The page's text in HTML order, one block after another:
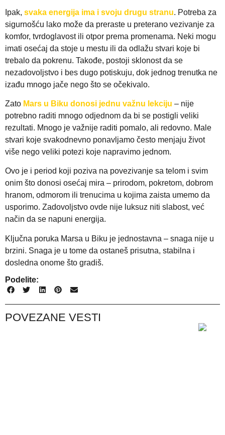
Ipak, svaka energija ima i svoju drugu stranu. Potreba za
sigurnošću lako može da preraste u preterano vezivanje za
komfor, tvrdoglavost ili otpor prema promenama. Neki mogu
imati osećaj da stoje u mestu ili da odlažu stvari koje bi
trebalo da pokrenu. Takođe, postoji sklonost da se
nezadovoljstvo i bes dugo potiskuju, dok jednog trenutka ne
izađu mnogo jače nego što se očekivalo.
Zato Mars u Biku donosi jednu važnu lekciju – nije
potrebno raditi mnogo odjednom da bi se postigli veliki
rezultati. Mnogo je važnije raditi pomalo, ali redovno. Male
stvari koje svakodnevno ponavljamo često menjaju život
više nego veliki potezi koje napravimo jednom.
Ovo je i period koji poziva na povezivanje sa telom i svim
onim što donosi osećaj mira – prirodom, pokretom, dobrom
hranom, odmorom ili trenucima u kojima zaista umemo da
usporimo. Zadovoljstvo ovde nije luksuz niti slabost, već
način da se napuni energija.
Ključna poruka Marsa u Biku je jednostavna – snaga nije u
brzini. Snaga je u tome da ostaneš prisutna, stabilna i
dosledna onome što gradiš.
Podelite:
POVEZANE VESTI